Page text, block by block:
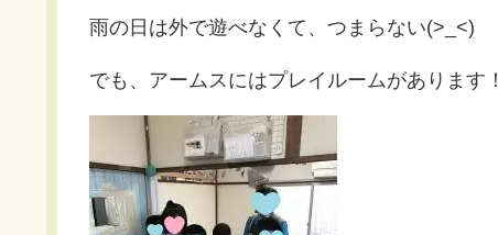
雨の日は外で遊べなくて、つまらない(>_<)
でも、アームスにはプレイルームがあります！